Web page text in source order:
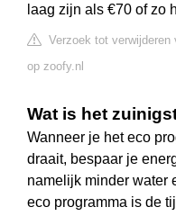
laag zijn als €70 of zo
Verzoek tot verwijderen
op zoofy.nl
Wat is het
Wanneer je het eco
draait, bespaar je
namelijk minder water
eco programma is de